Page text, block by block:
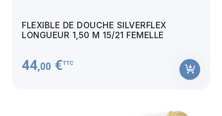
FLEXIBLE DE DOUCHE SILVERFLEX
LONGUEUR 1,50 M 15/21 FEMELLE
44,00 €TTC